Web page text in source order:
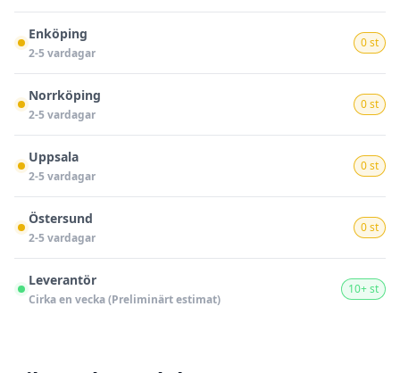
Enköping
2-5 vardagar
0 st
Norrköping
2-5 vardagar
0 st
Uppsala
2-5 vardagar
0 st
Östersund
2-5 vardagar
0 st
Leverantör
Cirka en vecka (Preliminärt estimat)
10+ st